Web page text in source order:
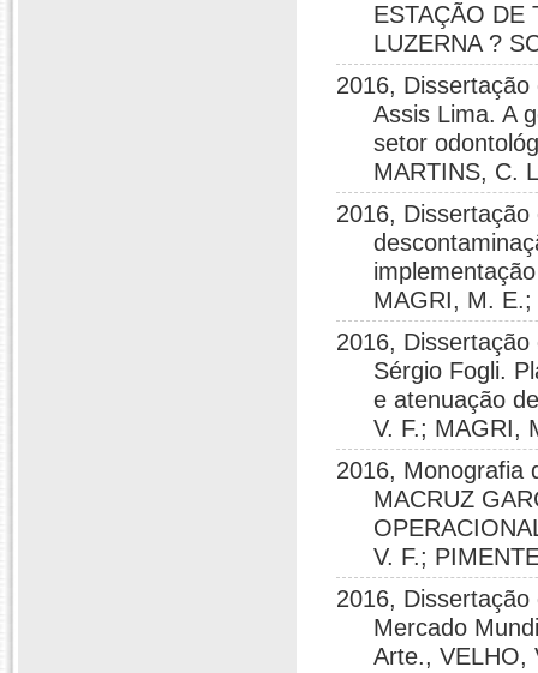
ESTAÇÃO DE
LUZERNA ?
2016,
Assis Lima. A
setor
MARTINS, C.
2016,
MAGRI, M.
2016,
Sérgio Fogli.
e atenuação
V. F.; MAGRI,
2016, Monografia
MACRUZ
V. F.;
2016,
Mercado
Arte., VELHO,